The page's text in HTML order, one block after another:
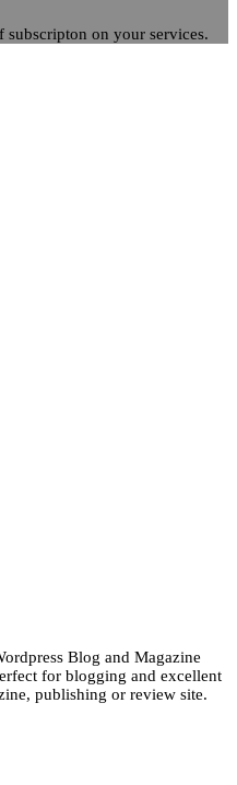
on your services.
Blog and Magazine
for blogging and excellent
publishing or review site.